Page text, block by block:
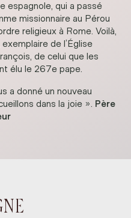
espagnole, qui a passé
missionnaire au Pérou
religieux à Rome. Voilà,
de l’Église
de celui que les
élu le 267e pape.
a donné un nouveau
dans la joie ».
Père